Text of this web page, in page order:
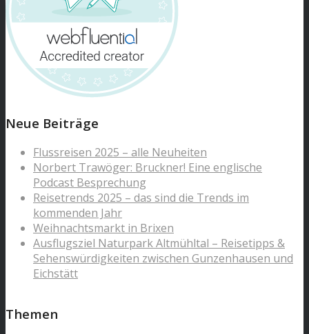
Neue Beiträge
Flussreisen 2025 – alle Neuheiten
Norbert Trawöger: Bruckner! Eine englische
Podcast Besprechung
Reisetrends 2025 – das sind die Trends im
kommenden Jahr
Weihnachtsmarkt in Brixen
Ausflugsziel Naturpark Altmühltal – Reisetipps &
Sehenswürdigkeiten zwischen Gunzenhausen und
Eichstätt
Themen